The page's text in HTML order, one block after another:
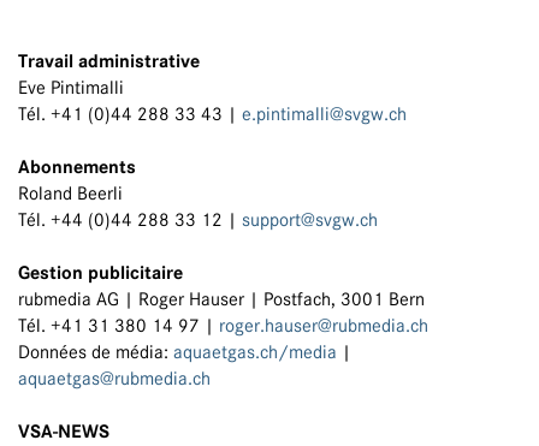
Travail administrative
Eve Pintimalli
Tél. +41 (0)44 288 33 43 | e.pintimalli@svgw.ch
Abonnements
Roland Beerli
Tél. +44 (0)44 288 33 12 | support@svgw.ch
Gestion publicitaire
rubmedia AG | Roger Hauser | Postfach, 3001 Bern
Tél. +41 31 380 14 97 | roger.hauser@rubmedia.ch
Données de média: aquaetgas.ch/media |
aquaetgas@rubmedia.ch
VSA-NEWS